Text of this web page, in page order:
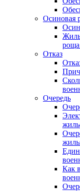
Осиновая
Отказ
Очередь
Как